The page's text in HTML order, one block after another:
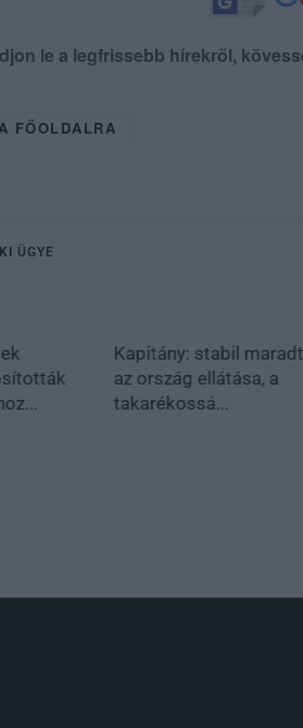
le a legfrissebb hírekről,
FŐOLDALRA
ÜGYE
Kapitány: stabil maradt
az ország ellátása, a
takarékossá...